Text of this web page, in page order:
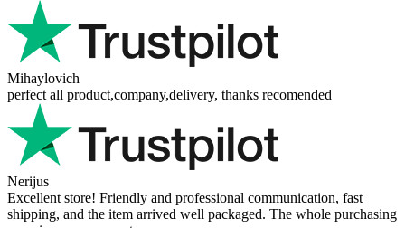
Mihaylovich
perfect all product,company,delivery, thanks recomended
Nerijus
Excellent store! Friendly and professional communication, fast
shipping, and the item arrived well packaged. The whole purchasing